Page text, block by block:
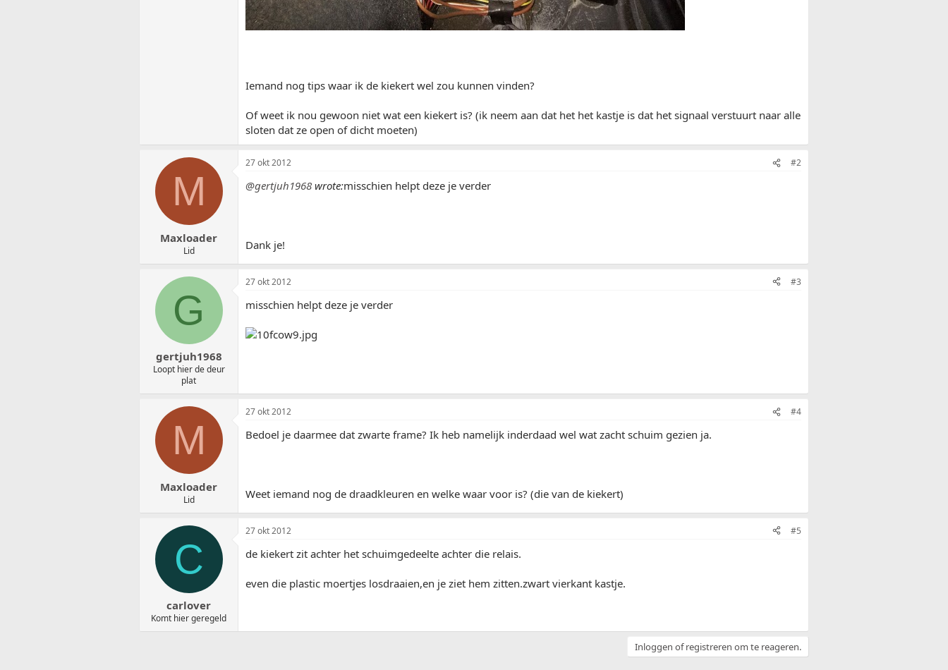
Iemand nog tips waar ik de kiekert wel zou kunnen vinden?
Of weet ik nou gewoon niet wat een kiekert is? (ik neem aan dat het het kastje is dat het signaal verstuurt naar alle
sloten dat ze open of dicht moeten)
M
Maxloader
Lid
27 okt 2012 #2
@gertjuh1968 wrote:misschien helpt deze je verder
Dank je!
G
gertjuh1968
Loopt hier de deur
plat
27 okt 2012 #3
misschien helpt deze je verder
M
Maxloader
Lid
27 okt 2012 #4
Bedoel je daarmee dat zwarte frame? Ik heb namelijk inderdaad wel wat zacht schuim gezien ja.
Weet iemand nog de draadkleuren en welke waar voor is? (die van de kiekert)
C
carlover
Komt hier geregeld
27 okt 2012 #5
de kiekert zit achter het schuimgedeelte achter die relais.
even die plastic moertjes losdraaien,en je ziet hem zitten.zwart vierkant kastje.
Inloggen of registreren om te reageren.